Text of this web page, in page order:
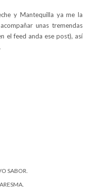
y Mantequilla ya me la
unas tremendas
el feed anda ese post), así
SABOR.